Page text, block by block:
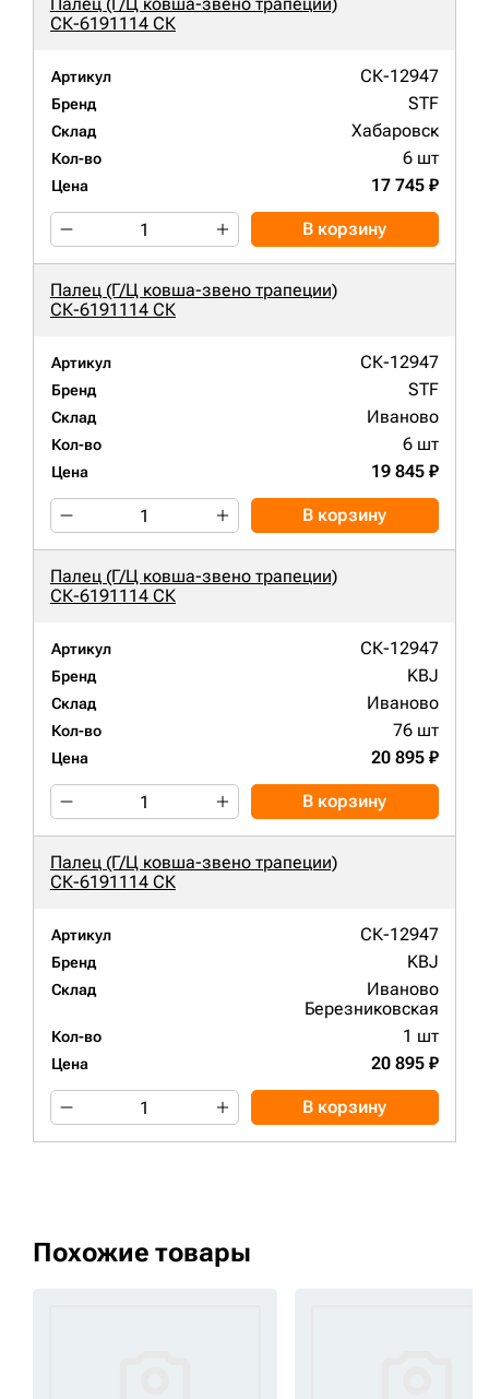
СК-6191114 СК
Артикул СК-12947
Бренд STF
Склад Хабаровск
Кол-во 6 шт
Цена 17 745 ₽
В корзину
Палец (Г/Ц ковша-звено трапеции)
СК-6191114 СК
Артикул СК-12947
Бренд STF
Склад Иваново
Кол-во 6 шт
Цена 19 845 ₽
В корзину
Палец (Г/Ц ковша-звено трапеции)
СК-6191114 СК
Артикул СК-12947
Бренд KBJ
Склад Иваново
Кол-во 76 шт
Цена 20 895 ₽
В корзину
Палец (Г/Ц ковша-звено трапеции)
СК-6191114 СК
Артикул СК-12947
Бренд KBJ
Склад
Иваново
Березниковская
Кол-во 1 шт
Цена 20 895 ₽
В корзину
Похожие товары